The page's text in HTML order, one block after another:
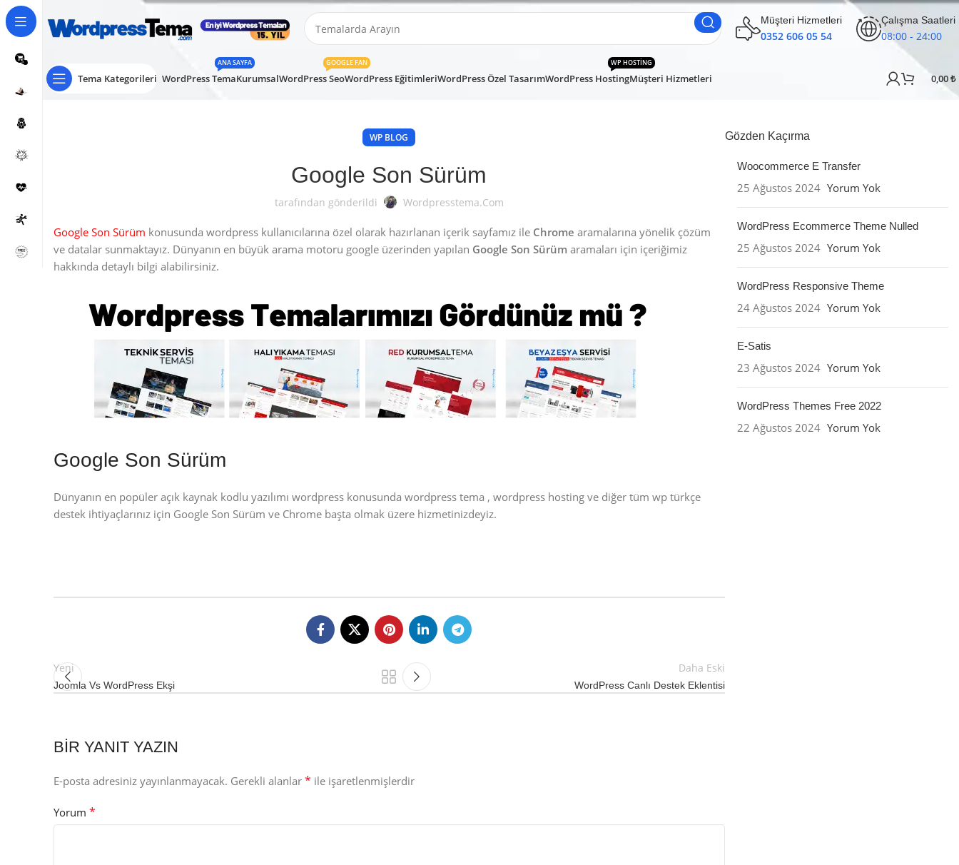
Müşteri Hizmetleri
0352 606 05 54
Çalışma Saatleri
08:00 - 24:00
Tema Kategorileri WordPress Tema
ANA SAYFA
KurumsalWordPress Seo
GOOGLE FAN
WordPress EğitimleriWordPress Özel TasarımWordPress Hosting
WP HOSTING
Müşteri Hizmetleri 0,00₺
WP BLOG
Google Son Sürüm
tarafından gönderildi Wordpresstema.com
Google Son Sürüm konusunda wordpress kullanıcılarına özel olarak hazırlanan içerik sayfamız ile Chrome aramalarına yönelik çözüm
ve datalar sunmaktayız. Dünyanın en büyük arama motoru google üzerinden yapılan Google Son Sürüm aramaları için içeriğimiz
hakkında detaylı bilgi alabilirsiniz.
Google Son Sürüm
Dünyanın en popüler açık kaynak kodlu yazılımı wordpress konusunda wordpress tema , wordpress hosting ve diğer tüm wp türkçe
destek ihtiyaçlarınız için Google Son Sürüm ve Chrome başta olmak üzere hizmetinizdeyiz.
Yeni
Joomla Vs WordPress Ekşi
Daha Eski
WordPress Canlı Destek Eklentisi
BIR YANIT YAZIN
E-posta adresiniz yayınlanmayacak. Gerekli alanlar * ile işaretlenmişlerdir
Yorum *
Gözden Kaçırma
Woocommerce E Transfer
25 Ağustos 2024 Yorum Yok
WordPress Ecommerce Theme Nulled
25 Ağustos 2024 Yorum Yok
WordPress Responsive Theme
24 Ağustos 2024 Yorum Yok
E-Satis
23 Ağustos 2024 Yorum Yok
WordPress Themes Free 2022
22 Ağustos 2024 Yorum Yok